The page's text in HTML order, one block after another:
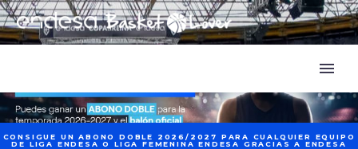
CONSIGUE UN ABONO DOBLE 2026/2027 PARA CUALQUIER EQUIPO
DE LIGA ENDESA O LIGA FEMENINA ENDESA GRACIAS A ENDESA